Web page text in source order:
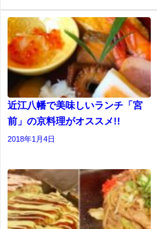
近江八幡で美味しいランチ「宮
前」の京料理がオススメ!!
2018年1月4日